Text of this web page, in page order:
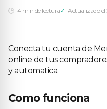
4 min de lectura Actualizado
Conecta tu cuenta de
online de tus
y automatica.
Como funciona